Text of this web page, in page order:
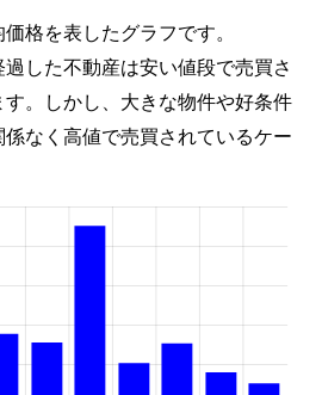
格を表したグラフです。
した不動産は安い値段で売買さ
。しかし、大きな物件や好条件
なく高値で売買されているケー